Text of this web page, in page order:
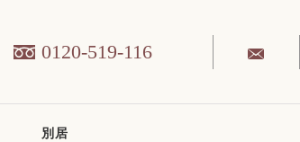
0120-519-116
別居